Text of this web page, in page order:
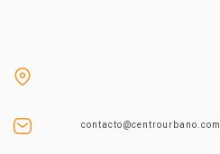
contacto@centrourbano.com